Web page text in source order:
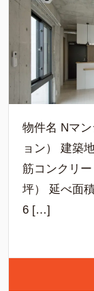
物件名 Nマ
ョン） 建築
筋コンクリ
坪） 延べ面
6 […]